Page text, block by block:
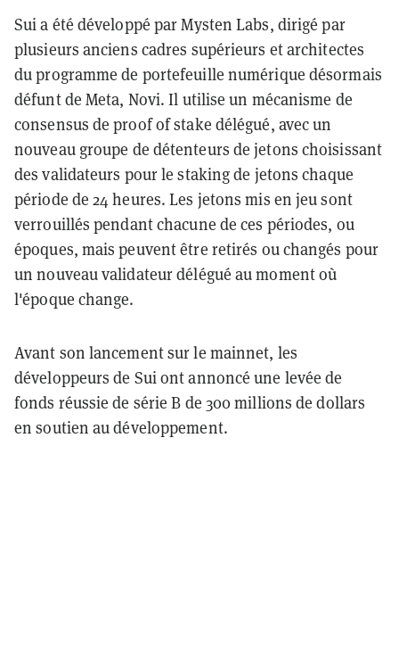
Sui a été développé par Mysten Labs, dirigé par
plusieurs anciens cadres supérieurs et architectes
du programme de portefeuille numérique désormais
défunt de Meta, Novi. Il utilise un mécanisme de
consensus de proof of stake délégué, avec un
nouveau groupe de détenteurs de jetons choisissant
des validateurs pour le staking de jetons chaque
période de 24 heures. Les jetons mis en jeu sont
verrouillés pendant chacune de ces périodes, ou
époques, mais peuvent être retirés ou changés pour
un nouveau validateur délégué au moment où
l'époque change.
Avant son lancement sur le mainnet, les
développeurs de Sui ont annoncé une levée de
fonds réussie de série B de 300 millions de dollars
en soutien au développement.